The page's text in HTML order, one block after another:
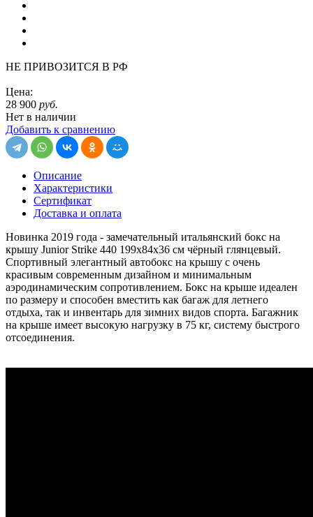
НЕ ПРИВОЗИТСЯ В РФ
Цена:
28 900 руб.
Нет в наличии
Добавить к сравнению
Описание
Характеристики
Сертификат
Доставка и оплата
Новинка 2019 года - замечательный итальянский бокс на
крышу Junior Strike 440 199х84х36 см чёрный глянцевый.
Спортивный элегантный автобокс на крышу с очень
красивым современным дизайном и минимальным
аэродинамическим сопротивлением. Бокс на крыше идеален
по размеру и способен вместить как багаж для летнего
отдыха, так и инвентарь для зимних видов спорта. Багажник
на крыше имеет высокую нагрузку в 75 кг, систему быстрого
отсоединения.